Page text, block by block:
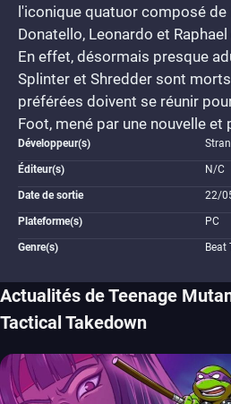
l'iconique quatuor composé de
Donatello, Leonardo et
En effet, désormais presque
Splinter et Shredder sont
préférées doivent se réunir
Foot, mené par une nouvelle et
Développeur(s)
Éditeur(s) N/C
Date de sortie 22/
Plateforme(s) PC
Genre(s) Beat
Actualités de Teenage
Tactical Takedown